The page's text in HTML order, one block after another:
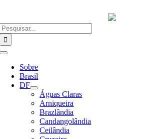
o
conteúdo
Alternar
Navegação
Sobre
Brasil
DF
Águas Claras
Arniqueira
Brazlândia
Candangolândia
Ceilândia